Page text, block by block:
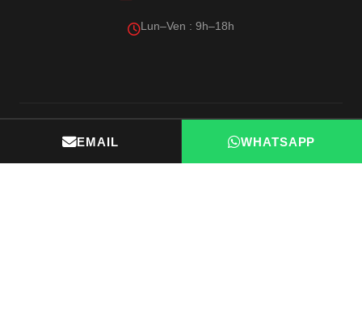
Lun–Ven : 9h–18h
©︎ 2026 OCT-PRO · Tous droits réservés ·Mentions légales
Politique de confidentialité
EMAIL WHATSAPP